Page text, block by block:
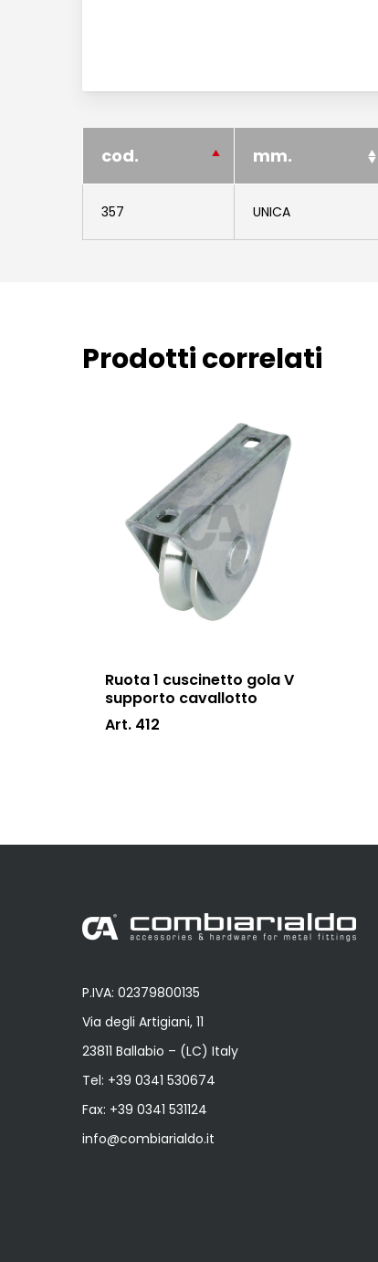
cod. mm.
357 UNICA
Prodotti correlati
Ruota 1 cuscinetto gola V
supporto cavallotto
Art. 412
P.IVA: 02379800135
Via degli Artigiani, 11
23811 Ballabio – (LC) Italy
Tel: +39 0341 530674
Fax: +39 0341 531124
info@combiarialdo.it